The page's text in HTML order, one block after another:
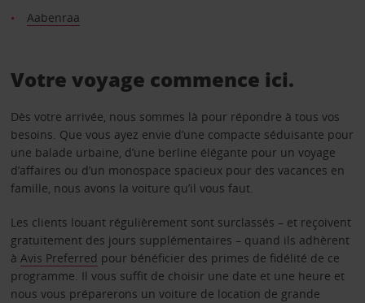
Aabenraa
Votre voyage commence ici.
Dès votre arrivée, nous sommes là pour répondre à tous vos
besoins. Que vous ayez envie d’une compacte séduisante pour
une balade urbaine, d’une berline élégante pour un voyage
d’affaires ou d’un monospace spacieux pour des vacances en
famille, nous avons la voiture qu’il vous faut.
Les clients louant régulièrement sont surclassés – et reçoivent
gratuitement des jours supplémentaires – quand ils adhèrent
à Avis Preferred pour bénéficier des primes de fidélité de ce
programme. Il vous suffit de choisir une date et une heure et
nous vous préparerons un voiture de location de grande